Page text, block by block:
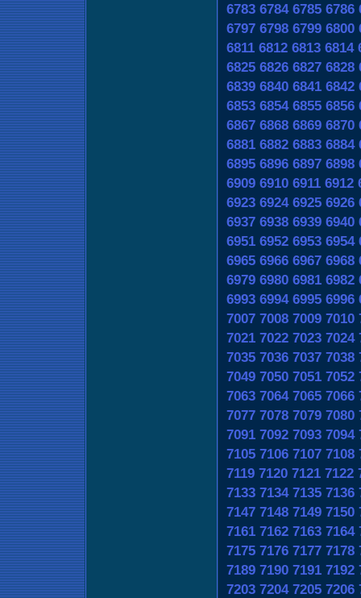
6783 6784 6785 6786
6797 6798 6799 6800
6811 6812 6813 6814
6825 6826 6827 6828
6839 6840 6841 6842
6853 6854 6855 6856
6867 6868 6869 6870
6881 6882 6883 6884
6895 6896 6897 6898
6909 6910 6911 6912
6923 6924 6925 6926
6937 6938 6939 6940
6951 6952 6953 6954
6965 6966 6967 6968
6979 6980 6981 6982
6993 6994 6995 6996
7007 7008 7009 7010
7021 7022 7023 7024
7035 7036 7037 7038
7049 7050 7051 7052
7063 7064 7065 7066
7077 7078 7079 7080
7091 7092 7093 7094
7105 7106 7107 7108
7119 7120 7121 7122
7133 7134 7135 7136
7147 7148 7149 7150
7161 7162 7163 7164
7175 7176 7177 7178
7189 7190 7191 7192
7203 7204 7205 7206